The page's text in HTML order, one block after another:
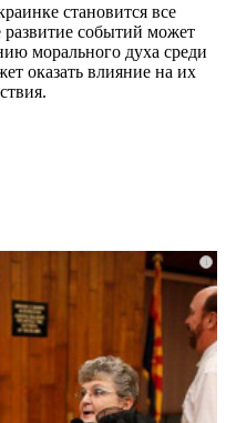
становится все
событий может
морального духа среди
оказать влияние на их
i